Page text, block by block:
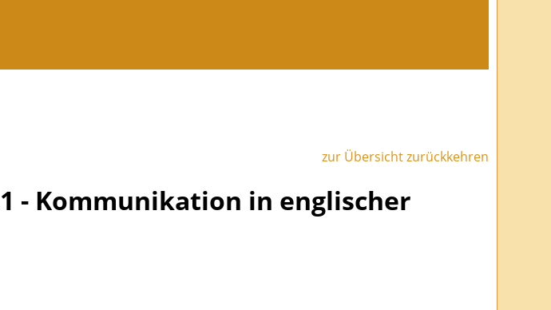
zur Übersicht zurückkehren
- Kommunikation in englischer